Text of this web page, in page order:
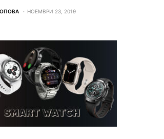
НОЕМВРИ 23, 2019